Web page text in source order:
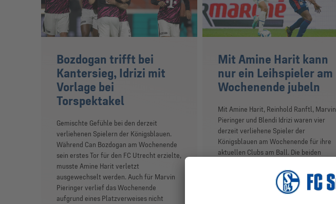
Bozdogan trifft bei
Kantersieg, Idrizi mit
Vorlage bei
Torspektakel
Gemischte Gefühle bei den derzeit
verliehenen Spielern der Königsblauen.
Während Can Bozdogan am Wochenende
sein erstes Tor für den FC Utrecht erzielte,
musste Amine Harit verletzt
ausgewechselt werden. Auch für Marvin
Pieringer verlief das Wochenende
aufgrund eines Platzverweises nicht
Mit Amine Harit kann
nur ein Leihspieler am
Wochenende jubeln
Mit Amine Harit, Reinhold Ranftl, Marvin
Pieringer und Blendi Idrizi waren vier
derzeit verliehene Spieler der
Königsblauen am Wochenende für ihre
aktuellen Clubs am Ball. Die beiden
ebenso wie Nassim Boujellab
Einsatzminuten im Europapokal.
schalke04.de fasst das Geschehen